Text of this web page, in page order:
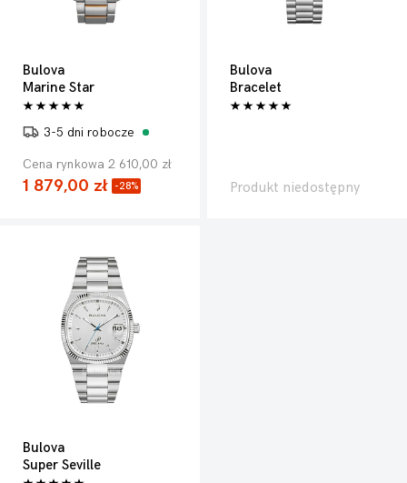
Bulova
Marine Star
3-5 dni robocze
Cena rynkowa 2 610,00 zł
1 879,00 zł -28%
Bulova
Bracelet
Produkt niedostępny
Bulova
Super Seville